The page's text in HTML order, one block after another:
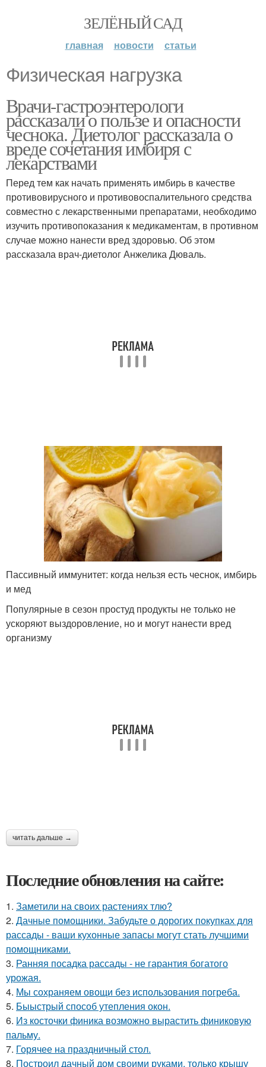
ЗЕЛЁНЫЙ САД
главная новости статьи
Физическая нагрузка
Врачи-гастроэнтерологи
рассказали о пользе и опасности
чеснока. Диетолог рассказала о
вреде сочетания имбиря с
лекарствами
Перед тем как начать применять имбирь в качестве
противовирусного и противовоспалительного средства
совместно с лекарственными препаратами, необходимо
изучить противопоказания к медикаментам, в противном
случае можно нанести вред здоровью. Об этом
рассказала врач-диетолог Анжелика Дюваль.
Пассивный иммунитет: когда нельзя есть чеснок, имбирь
и мед
Популярные в сезон простуд продукты не только не
ускоряют выздоровление, но и могут нанести вред
организму
читать дальше →
Последние обновления на сайте:
1. Заметили на своих растениях тлю?
2. Дачные помощники. Забудьте о дорогих покупках для
рассады - ваши кухонные запасы могут стать лучшими
помощниками.
3. Ранняя посадка рассады - не гарантия богатого
урожая.
4. Мы сохраняем овощи без использования погреба.
5. Быыстрый способ утепления окон.
6. Из косточки финика возможно вырастить финиковую
пальму.
7. Горячее на праздничный стол.
8. Построил дачный дом своими руками, только крышу